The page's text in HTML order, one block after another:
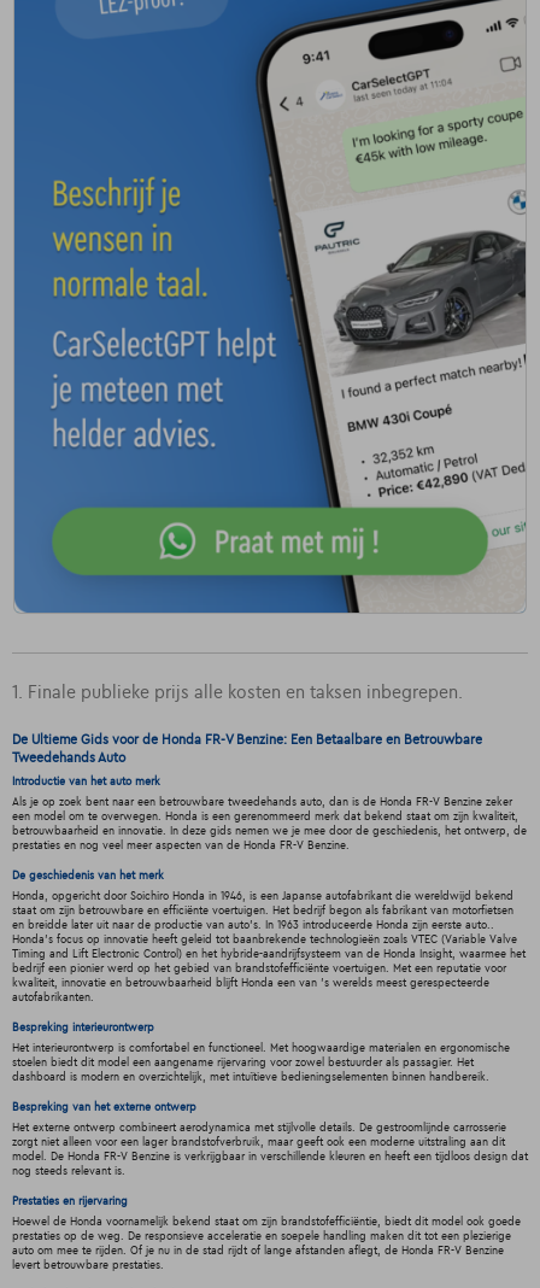
1. Finale publieke prijs alle kosten en taksen inbegrepen.
De Ultieme Gids voor de Honda FR-V Benzine: Een Betaalbare en Betrouwbare
Tweedehands Auto
Introductie van het auto merk
Als je op zoek bent naar een betrouwbare tweedehands auto, dan is de Honda FR-V Benzine zeker
een model om te overwegen. Honda is een gerenommeerd merk dat bekend staat om zijn kwaliteit,
betrouwbaarheid en innovatie. In deze gids nemen we je mee door de geschiedenis, het ontwerp, de
prestaties en nog veel meer aspecten van de Honda FR-V Benzine.
De geschiedenis van het merk
Honda, opgericht door Soichiro Honda in 1946, is een Japanse autofabrikant die wereldwijd bekend
staat om zijn betrouwbare en efficiënte voertuigen. Het bedrijf begon als fabrikant van motorfietsen
en breidde later uit naar de productie van auto's. In 1963 introduceerde Honda zijn eerste auto..
Honda's focus op innovatie heeft geleid tot baanbrekende technologieën zoals VTEC (Variable Valve
Timing and Lift Electronic Control) en het hybride-aandrijfsysteem van de Honda Insight, waarmee het
bedrijf een pionier werd op het gebied van brandstofefficiënte voertuigen. Met een reputatie voor
kwaliteit, innovatie en betrouwbaarheid blijft Honda een van 's werelds meest gerespecteerde
autofabrikanten.
Bespreking interieurontwerp
Het interieurontwerp is comfortabel en functioneel. Met hoogwaardige materialen en ergonomische
stoelen biedt dit model een aangename rijervaring voor zowel bestuurder als passagier. Het
dashboard is modern en overzichtelijk, met intuïtieve bedieningselementen binnen handbereik.
Bespreking van het externe ontwerp
Het externe ontwerp combineert aerodynamica met stijlvolle details. De gestroomlijnde carrosserie
zorgt niet alleen voor een lager brandstofverbruik, maar geeft ook een moderne uitstraling aan dit
model. De Honda FR-V Benzine is verkrijgbaar in verschillende kleuren en heeft een tijdloos design dat
nog steeds relevant is.
Prestaties en rijervaring
Hoewel de Honda voornamelijk bekend staat om zijn brandstofefficiëntie, biedt dit model ook goede
prestaties op de weg. De responsieve acceleratie en soepele handling maken dit tot een plezierige
auto om mee te rijden. Of je nu in de stad rijdt of lange afstanden aflegt, de Honda FR-V Benzine
levert betrouwbare prestaties.